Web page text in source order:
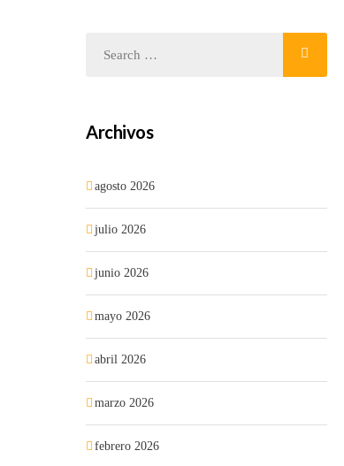
Archivos
agosto 2026
julio 2026
junio 2026
mayo 2026
abril 2026
marzo 2026
febrero 2026